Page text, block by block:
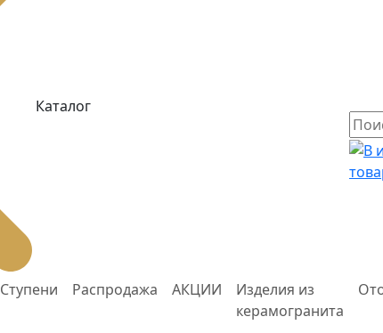
Каталог
Ступени Распродажа АКЦИИ
Изделия из
керамогранита